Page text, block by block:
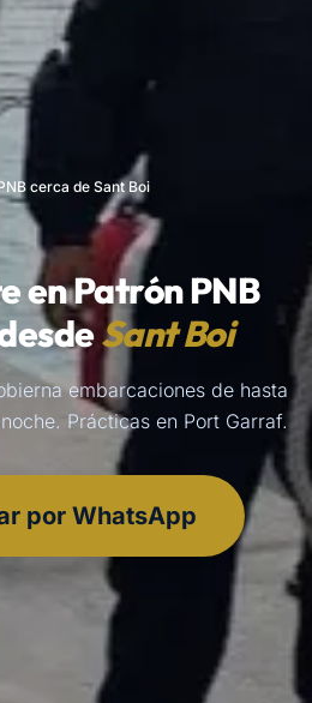
cerca de Sant Boi
en Patrón PNB
Sant Boi
embarcaciones de hasta
Prácticas en Port Garraf.
por WhatsApp